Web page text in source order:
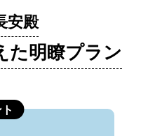
安殿
た明瞭プラン